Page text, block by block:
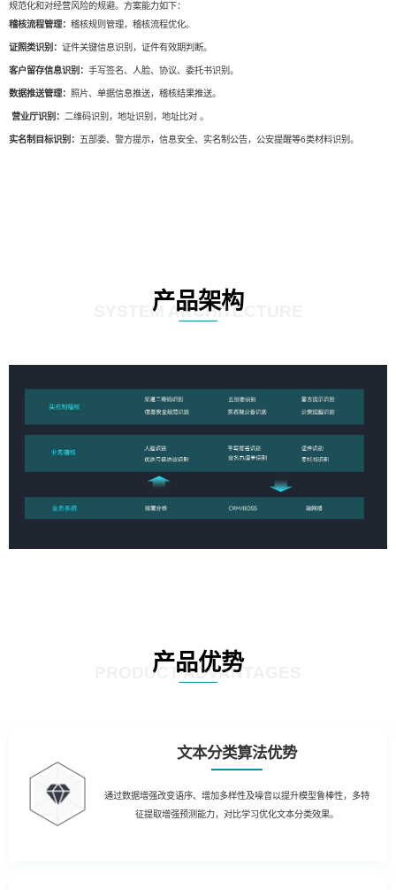
规范化和对经营风险的规避。方案能力如下：
稽核流程管理： 稽核规则管理，稽核流程优化。
证照类识别： 证件关键信息识别，证件有效期判断。
客户留存信息识别： 手写签名、人脸、协议、委托书识别。
数据推送管理： 照片、单据信息推送，稽核结果推送。
营业厅识别： 二维码识别，地址识别，地址比对 。
实名制目标识别： 五部委、警方提示，信息安全、实名制公告，公安提醒等6类材料识别。
产品架构
SYSTEM ARCHITECTURE
产品优势
PRODUCT ADVANTAGES
文本分类算法优势
通过数据增强改变语序、增加多样性及噪音以提升模型鲁棒性，多特
征提取增强预测能力，对比学习优化文本分类效果。